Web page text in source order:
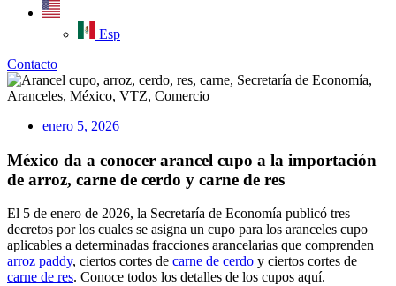
Esp
Contacto
enero 5, 2026
México da a conocer arancel cupo a la importación
de arroz, carne de cerdo y carne de res
El 5 de enero de 2026, la Secretaría de Economía publicó tres
decretos por los cuales se asigna un cupo para los aranceles cupo
aplicables a determinadas fracciones arancelarias que comprenden
arroz paddy, ciertos cortes de carne de cerdo y ciertos cortes de
carne de res. Conoce todos los detalles de los cupos aquí.